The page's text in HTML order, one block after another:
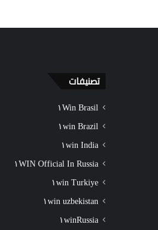
تصنيفات
١Win Brasil
١win Brazil
١win India
١WIN Official In Russia
١win Turkiye
١win uzbekistan
١winRussia